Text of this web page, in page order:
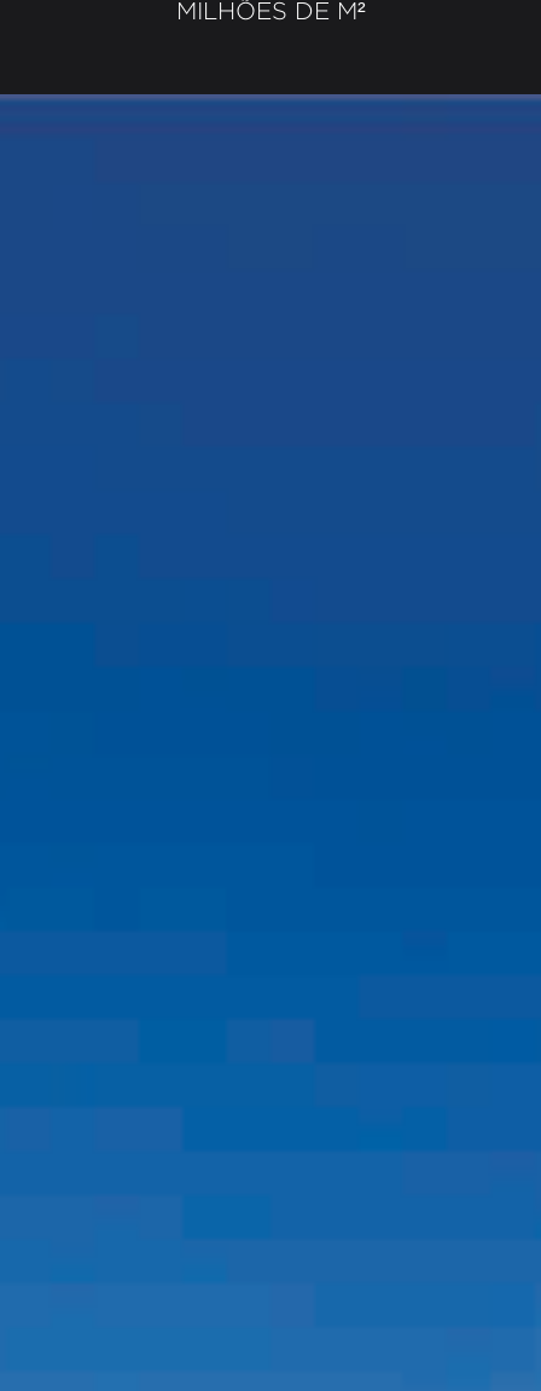
MILHÕES DE M²